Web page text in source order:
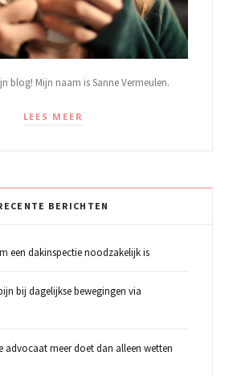
blog! Mijn naam is Sanne Vermeulen.
LEES MEER
BERICHTEN
een dakinspectie noodzakelijk is
bij dagelijkse bewegingen via
advocaat meer doet dan alleen wetten